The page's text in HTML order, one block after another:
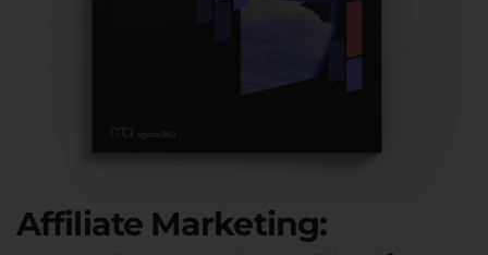
Affiliate Marketing: